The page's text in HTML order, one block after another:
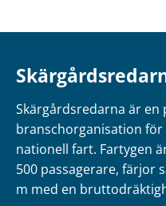
Skärgårdsredarna är
branschorganisation
nationell fart. Fartygen
500 passagerare, färjor
m med en